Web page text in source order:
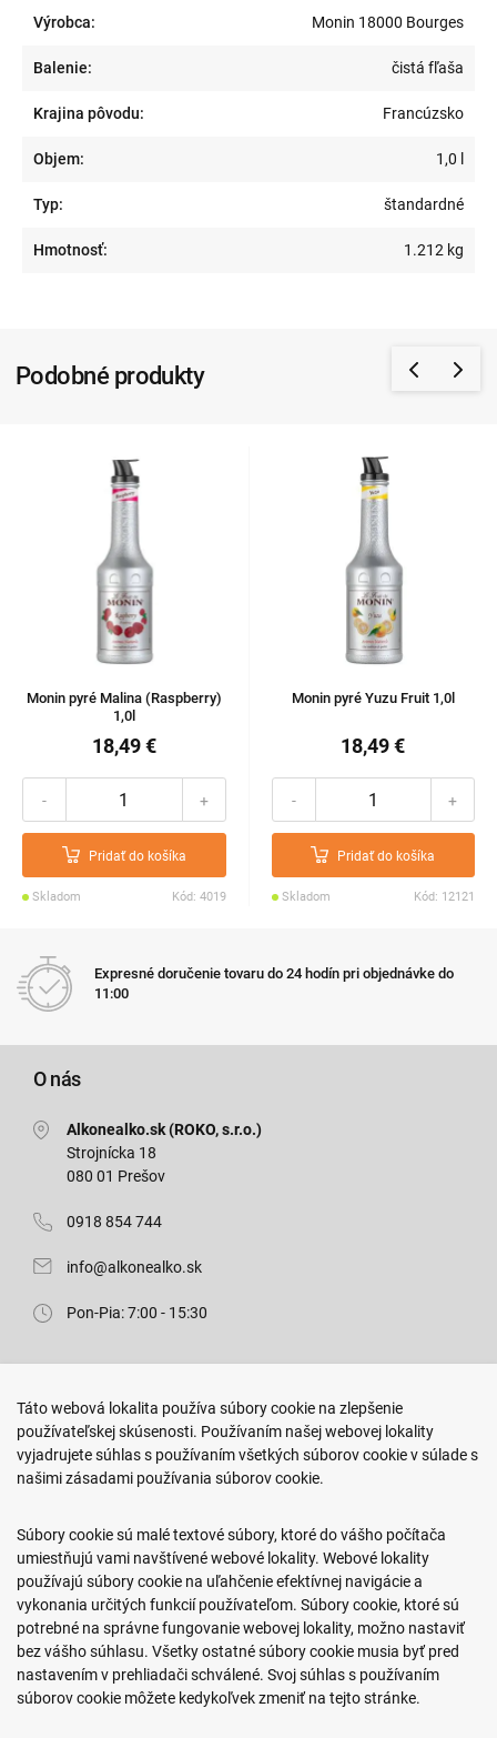
Výrobca: Monin 18000 Bourges
Balenie: čistá fľaša
Krajina pôvodu: Francúzsko
Objem: 1,0 l
Typ: štandardné
Hmotnosť: 1.212 kg
Podobné produkty
Monin pyré Malina (Raspberry)
1,0l
18,49 €
- +
Pridať do košíka
Skladom Kód: 4019
Monin pyré Yuzu Fruit 1,0l
18,49 €
- +
Pridať do košíka
Skladom Kód: 12121
Expresné doručenie tovaru do 24 hodín pri objednávke do
11:00
O nás
Alkonealko.sk (ROKO, s.r.o.)
Strojnícka 18
080 01 Prešov
0918 854 744
info@alkonealko.sk
Pon-Pia: 7:00 - 15:30
Arm. gen. Svobodu 23/A
080 01 Prešov
0917 466 578
sekcovpredajna@doroka.sk
Pon-Ned: 9:00 - 20:00
Podmienky nákupu
Táto webová lokalita používa súbory cookie na zlepšenie
používateľskej skúsenosti. Používaním našej webovej lokality
vyjadrujete súhlas s používaním všetkých súborov cookie v súlade s
našimi zásadami používania súborov cookie.
Súbory cookie sú malé textové súbory, ktoré do vášho počítača
umiestňujú vami navštívené webové lokality. Webové lokality
používajú súbory cookie na uľahčenie efektívnej navigácie a
vykonania určitých funkcií používateľom. Súbory cookie, ktoré sú
potrebné na správne fungovanie webovej lokality, možno nastaviť
bez vášho súhlasu. Všetky ostatné súbory cookie musia byť pred
nastavením v prehliadači schválené. Svoj súhlas s používaním
súborov cookie môžete kedykoľvek zmeniť na tejto stránke.